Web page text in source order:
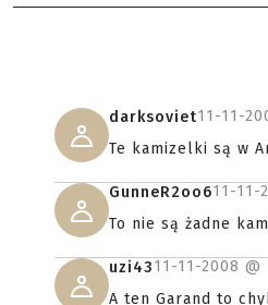
darksoviet11-11-
Te kamizelki są w
GunneR2oo611-11-
To nie są żadne
uzi4311-11-2008 @
A ten Garand to